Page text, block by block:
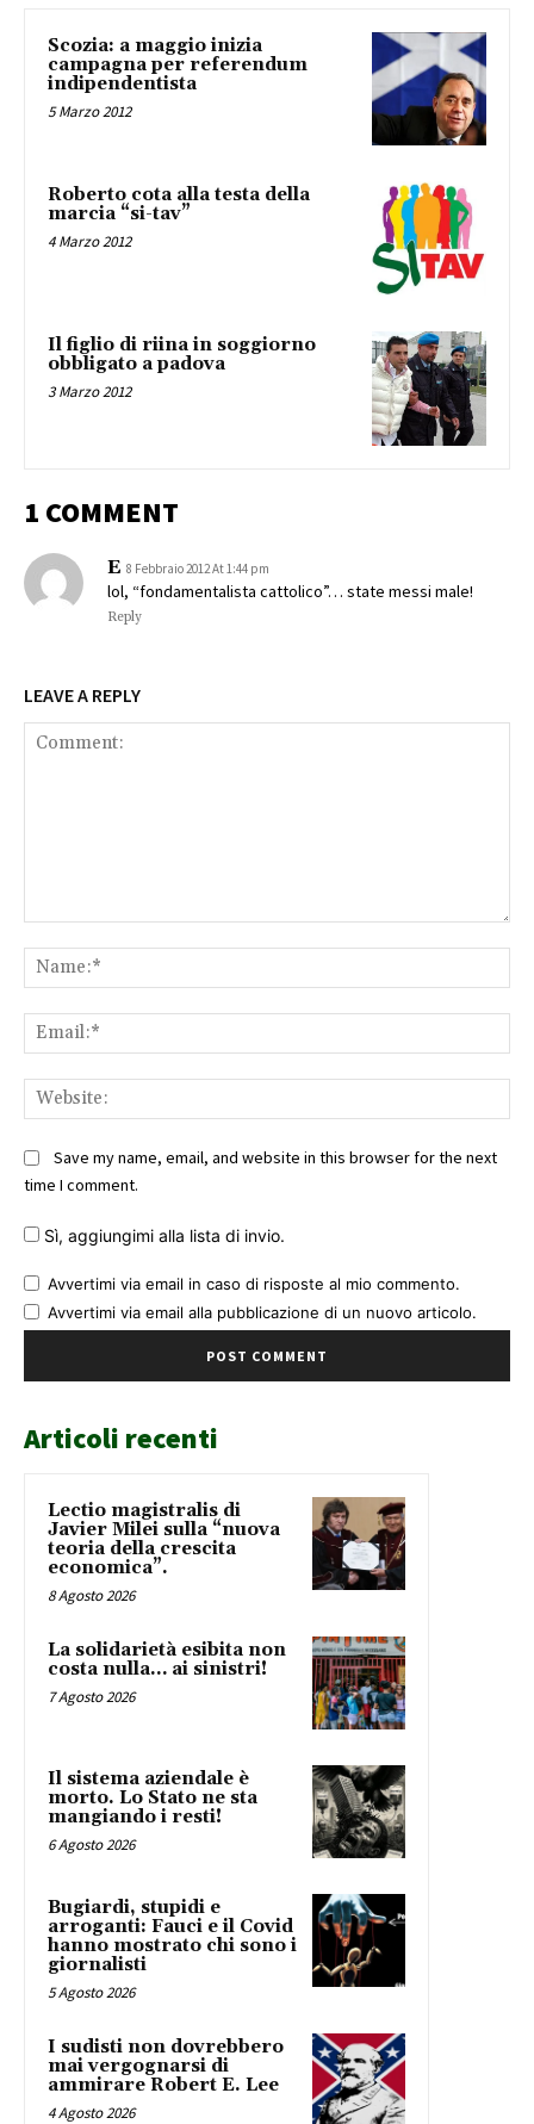
Scozia: a maggio inizia
campagna per referendum
indipendentista
5 Marzo 2012
Roberto cota alla testa della
marcia “si-tav”
4 Marzo 2012
Il figlio di riina in soggiorno
obbligato a padova
3 Marzo 2012
1 COMMENT
E 8 Febbraio 2012 At 1:44 pm
lol, “fondamentalista cattolico”… state messi male!
Reply
LEAVE A REPLY
Save my name, email, and website in this browser for the next
time I comment.
Sì, aggiungimi alla lista di invio.
Avvertimi via email in caso di risposte al mio commento.
Avvertimi via email alla pubblicazione di un nuovo articolo.
Articoli recenti
Lectio magistralis di
Javier Milei sulla “nuova
teoria della crescita
economica”.
8 Agosto 2026
La solidarietà esibita non
costa nulla… ai sinistri!
7 Agosto 2026
Il sistema aziendale è
morto. Lo Stato ne sta
mangiando i resti!
6 Agosto 2026
Bugiardi, stupidi e
arroganti: Fauci e il Covid
hanno mostrato chi sono i
giornalisti
5 Agosto 2026
I sudisti non dovrebbero
mai vergognarsi di
ammirare Robert E. Lee
4 Agosto 2026